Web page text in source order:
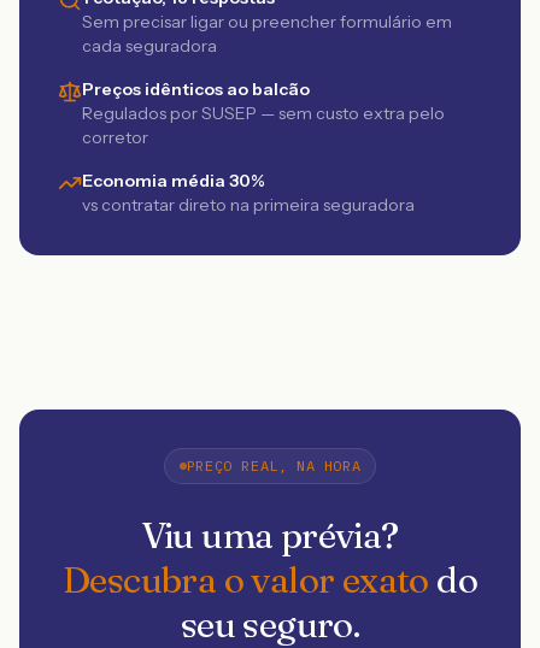
Sem precisar ligar ou preencher formulário em
cada seguradora
Preços idênticos ao balcão
Regulados por SUSEP — sem custo extra pelo
corretor
Economia média 30%
vs contratar direto na primeira seguradora
PREÇO REAL, NA HORA
Viu uma prévia?
Descubra o valor exato do
seu seguro.